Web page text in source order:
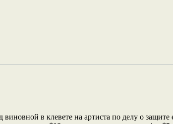
в клевете на артиста по делу о защите